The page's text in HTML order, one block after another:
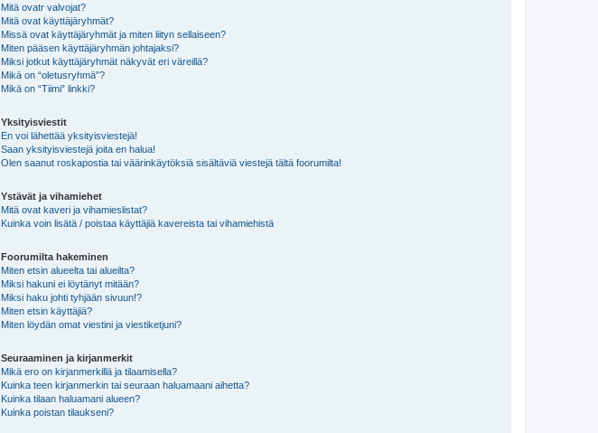
Mitä ovatr valvojat?
Mitä ovat käyttäjäryhmät?
Missä ovat käyttäjäryhmät ja miten liityn sellaiseen?
Miten pääsen käyttäjäryhmän johtajaksi?
Miksi jotkut käyttäjäryhmät näkyvät eri väreillä?
Mikä on “oletusryhmä”?
Mikä on “Tiimi” linkki?
Yksityisviestit
En voi lähettää yksityisviestejä!
Saan yksityisviestejä joita en halua!
Olen saanut roskapostia tai väärinkäytöksiä sisältäviä viestejä tältä foorumilta!
Ystävät ja vihamiehet
Mitä ovat kaveri ja vihamieslistat?
Kuinka voin lisätä / poistaa käyttäjiä kavereista tai vihamiehistä
Foorumilta hakeminen
Miten etsin alueelta tai alueilta?
Miksi hakuni ei löytänyt mitään?
Miksi haku johti tyhjään sivuun!?
Miten etsin käyttäjiä?
Miten löydän omat viestini ja viestiketjuni?
Seuraaminen ja kirjanmerkit
Mikä ero on kirjanmerkillä ja tilaamisella?
Kuinka teen kirjanmerkin tai seuraan haluamaani aihetta?
Kuinka tilaan haluamani alueen?
Kuinka poistan tilaukseni?